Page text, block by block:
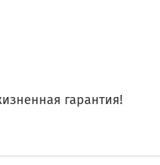
гарантия!